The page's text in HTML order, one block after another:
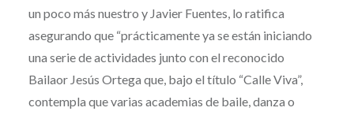
un poco más nuestro y Javier Fuentes, lo ratifica
asegurando que “prácticamente ya se están iniciando
una serie de actividades junto con el reconocido
Bailaor Jesús Ortega que, bajo el título “Calle Viva”,
contempla que varias academias de baile, danza o